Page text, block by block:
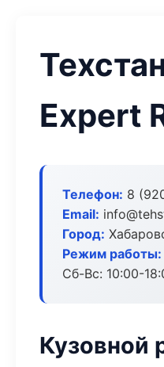
Expert
Телефон: 8
Email:
Город:
Режим работы:
Сб-Вс: 10:00-
Кузовной